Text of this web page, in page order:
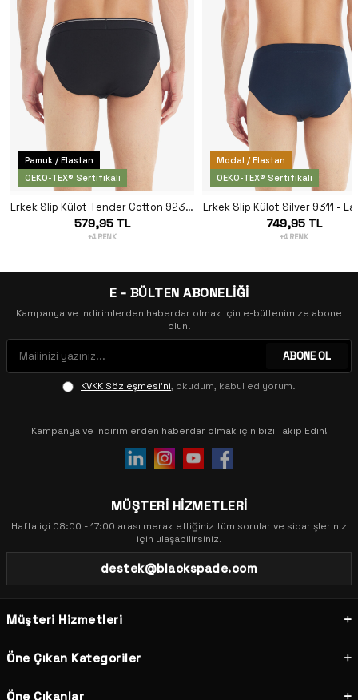
Pamuk / Elastan
OEKO-TEX® Sertifikalı
Erkek Slip Külot Tender Cotton 9232 - Siyah
579,95 TL
+4 RENK
Modal / Elastan
OEKO-TEX® Sertifikalı
Erkek Slip Külot Silver 9311 -
749,95 TL
+4 RENK
E - BÜLTEN ABONELİĞİ
Kampanya ve indirimlerden haberdar olmak için e-bültenimize abone
olun.
ABONE OL
KVKK Sözleşmesi'ni, okudum, kabul ediyorum.
Kampanya ve indirimlerden haberdar olmak için bizi Takip Edin!
MÜŞTERİ HİZMETLERİ
Hafta içi 08:00 - 17:00 arası merak ettiğiniz tüm sorular ve siparişleriniz
için ulaşabilirsiniz.
destek@blackspade.com
Müşteri Hizmetleri
Öne Çıkan Kategoriler
Öne Çıkanlar